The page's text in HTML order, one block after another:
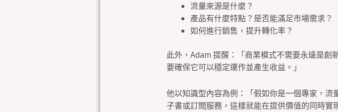
流量來源是什麼？
產品有什麼特點？是否能滿足市場需求？
如何進行銷售，提升轉化率？
此外，Adam 提醒：「商業模式不需要永遠是
要確保它可以穩定運作並產生收益。」
他以知識型內容為例：「假如你是一個專家，
子書或訂閱服務，這樣就能在提供價值的同時實